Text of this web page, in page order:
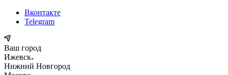
Вконтакте
Telegram
Ваш город
Ижевск
Нижний Новгород